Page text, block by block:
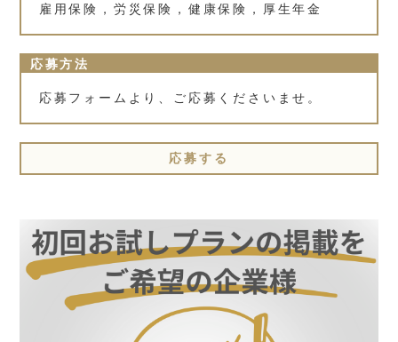
雇用保険，労災保険，健康保険，厚生年金
応募方法
応募フォームより、ご応募くださいませ。
応募する